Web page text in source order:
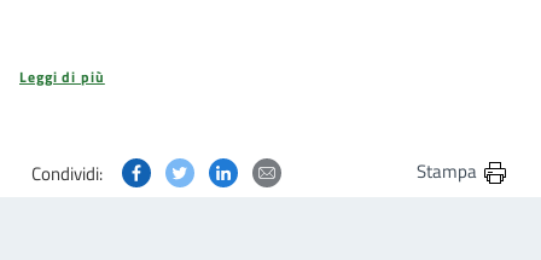
Leggi di più
Condividi: Condividi questa pagina su Facebook
Condividi questa pagina su Twitter
Condividi questa pagina su Linkedin
Condividi questa pagina via
Stampa